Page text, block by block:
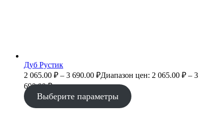
Дуб Рустик
2 065.00 ₽ – 3 690.00 ₽Диапазон цен: 2 065.00 ₽ – 3
690.00 ₽
Выберите параметры